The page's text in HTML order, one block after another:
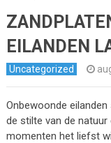
EILANDEN
Uncategorized
Onbewoonde
de stilte van de
momenten het liefst